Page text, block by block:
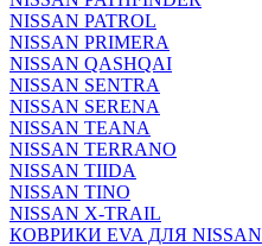
NISSAN PATROL
NISSAN PRIMERA
NISSAN QASHQAI
NISSAN SENTRA
NISSAN SERENA
NISSAN TEANA
NISSAN TERRANO
NISSAN TIIDA
NISSAN TINO
NISSAN X-TRAIL
КОВРИКИ EVA ДЛЯ NISSAN